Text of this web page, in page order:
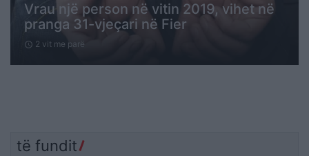
Vrau një person në vitin 2019, vihet në
pranga 31-vjeçari në Fier
schedule 2 vit me parë
të fundit